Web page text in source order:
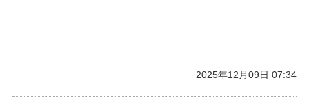
2025年12月09日 07:34